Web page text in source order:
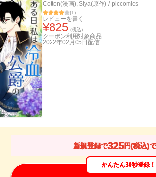
Cotton(漫画), Siya(原作) / piccomics
(1)
レビューを書く
¥825 (税込)
クーポン利用対象商品
2022年02月05日 配信
新規登録で325円(税込)
かんたん30秒登録！